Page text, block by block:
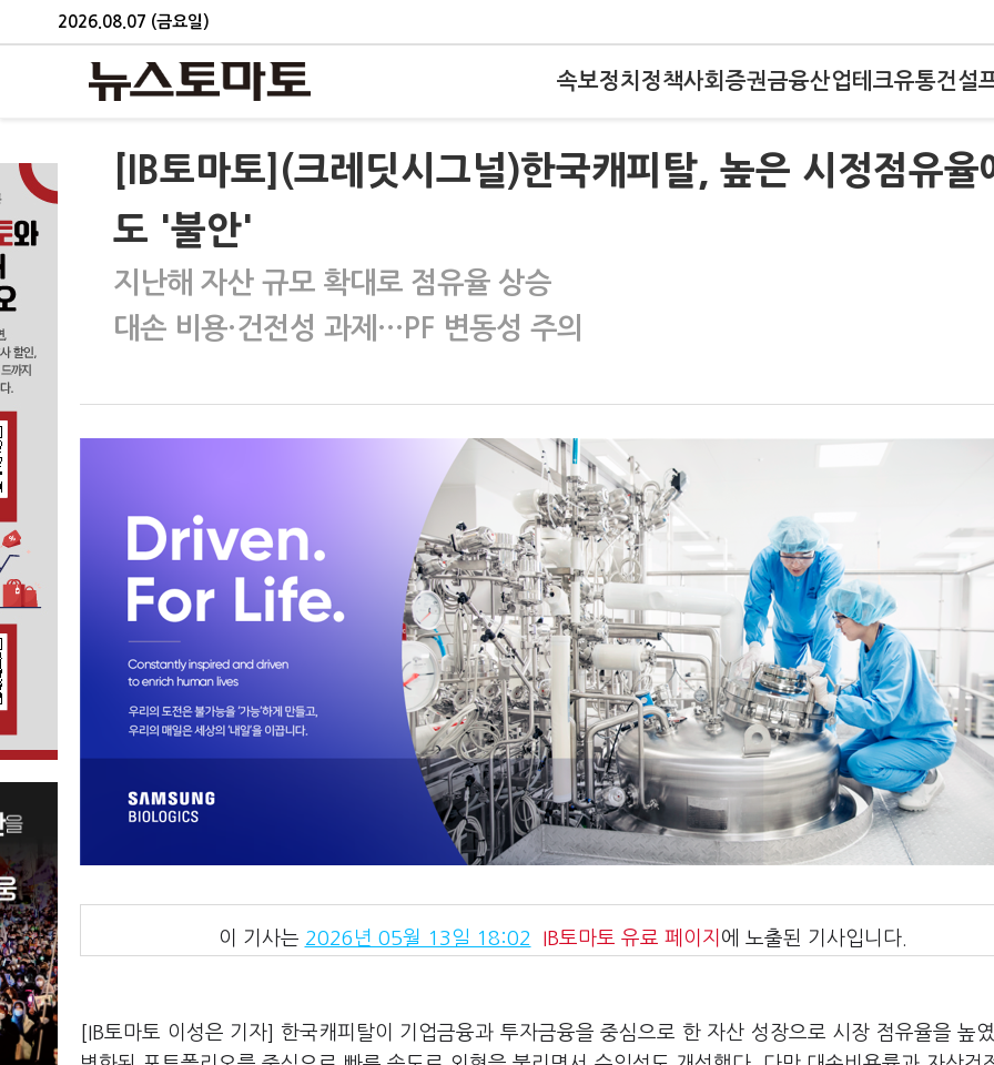
2026.08.07 (금요일)
속보정치 정책사회 증권금융산업테크유통건설
[IB토마토](크레딧시그널)한국캐피탈, 높은 시정점유율
도 '불안'
지난해 자산 규모 확대로 점유율 상승
대손 비용·건전성 과제…PF 변동성 주의
이 기사는 2026년 05월 13일 18:02 IB토마토 유료 페이지 에 노출된 기사입니다.
[IB토마토 이성은 기자] 한국캐피탈이 기업금융과 투자금융을 중심으로 한 자산 성장으로 시장 점유율을 높